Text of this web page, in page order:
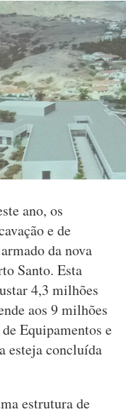
ano, os
e de
da nova
Santo. Esta
4,3 milhões
aos 9 milhões
Equipamentos e
esteja concluída
estrutura de